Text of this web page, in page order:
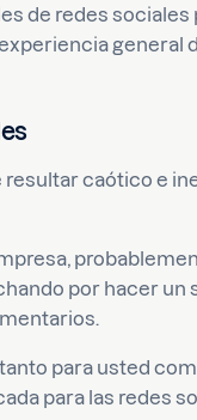
de redes sociales
general
caótico e
por hacer un
para usted
para las redes